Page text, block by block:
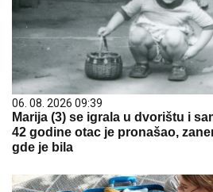
06. 08. 2026 09:39
Marija (3) se igrala u dvorištu i
42 godine otac je pronašao,
gde je bila